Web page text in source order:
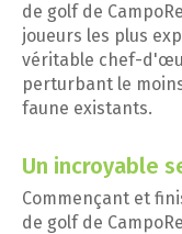
de golf de
joueurs les plus
véritable chef-
perturbant le
faune existants.
Un incroyable
Commençant et
de golf de